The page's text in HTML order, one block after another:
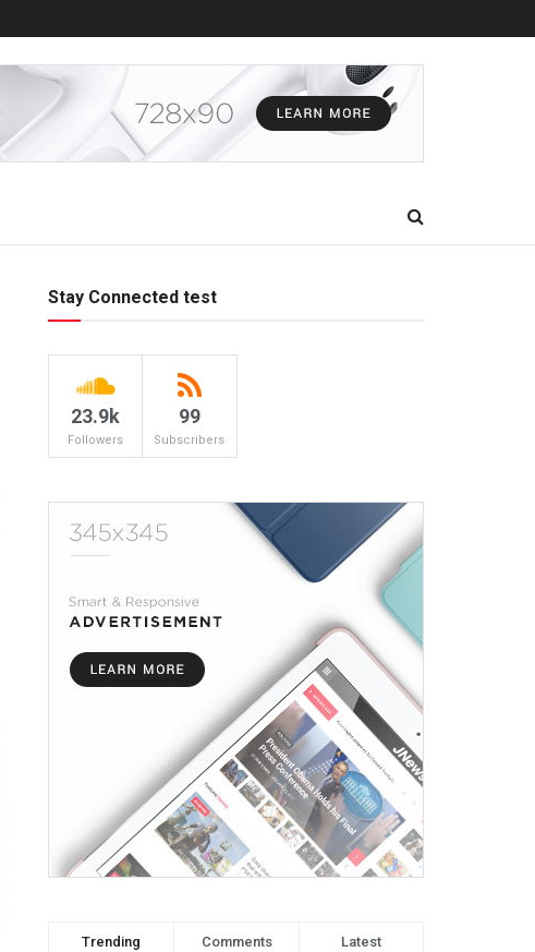
Stay Connected test
23.9k
Followers
99
Subscribers
Trending Comments Latest